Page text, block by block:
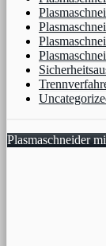
Plasmaschneider